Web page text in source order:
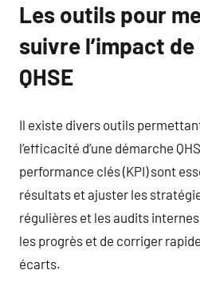
Les outils pour
suivre l’impact
QHSE
Il existe divers outils
l’efficacité d’une démarche
performance clés (KPI) sont
résultats et ajuster les
régulières et les audits
les progrès et de corriger
écarts.